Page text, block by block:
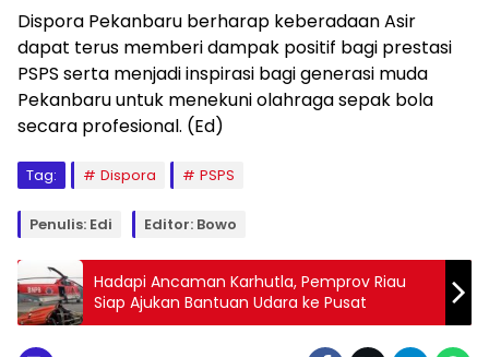
Dispora Pekanbaru berharap keberadaan Asir
dapat terus memberi dampak positif bagi prestasi
PSPS serta menjadi inspirasi bagi generasi muda
Pekanbaru untuk menekuni olahraga sepak bola
secara profesional. (Ed)
Tag: Dispora PSPS
Penulis: Edi Editor: Bowo
Hadapi Ancaman Karhutla, Pemprov Riau
Siap Ajukan Bantuan Udara ke Pusat